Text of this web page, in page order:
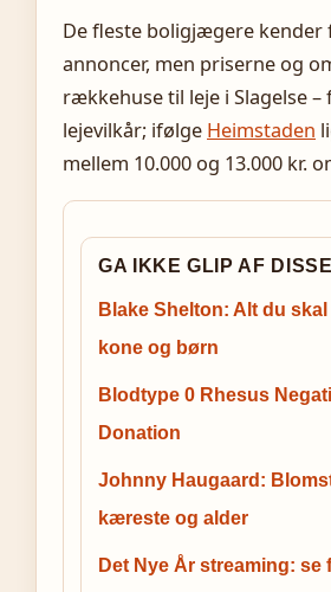
De fleste boligjægere kender
annoncer, men priserne og
rækkehuse til leje i Slagelse
lejevilkår; ifølge Heimstaden
mellem 10.000 og 13.000 kr.
GA IKKE GLIP AF DISSE
Blake Shelton: Alt du
kone og børn
Blodtype 0 Rhesus
Donation
Johnny Haugaard:
kæreste og alder
Det Nye År streaming: